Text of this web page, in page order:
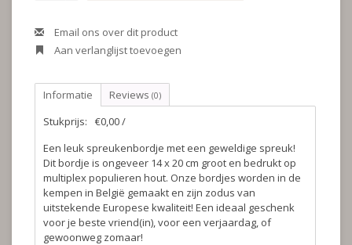
Email ons over dit product
Aan verlanglijst toevoegen
Informatie Reviews (0)
Stukprijs:
€0,00 /
Een leuk spreukenbordje met een geweldige spreuk!
Dit bordje is ongeveer 14 x 20 cm groot en bedrukt op
multiplex populieren hout. Onze bordjes worden in de
kempen in België gemaakt en zijn zodus van
uitstekende Europese kwaliteit! Een ideaal geschenk
voor je beste vriend(in), voor een verjaardag, of
gewoonweg zomaar!